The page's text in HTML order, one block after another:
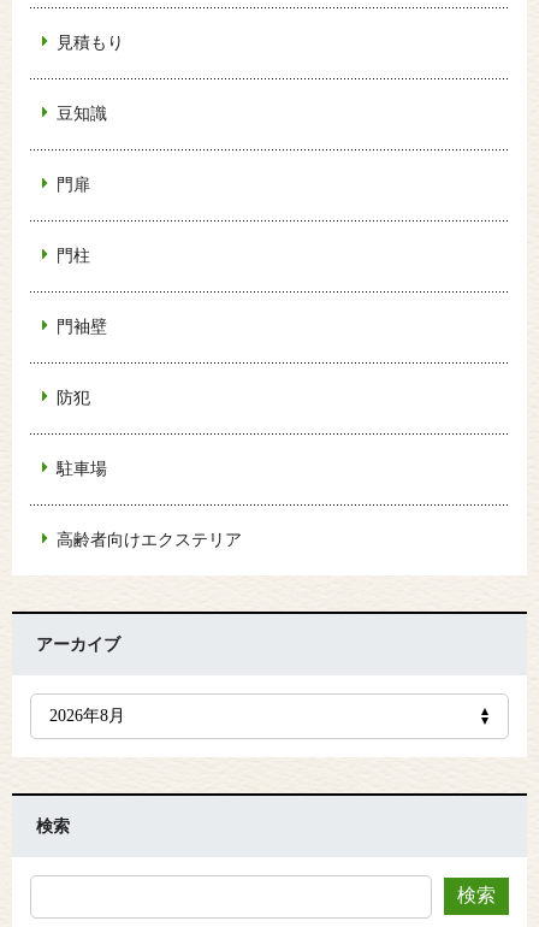
見積もり
豆知識
門扉
門柱
門袖壁
防犯
駐車場
高齢者向けエクステリア
アーカイブ
検索